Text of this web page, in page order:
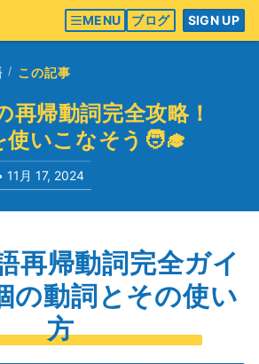
MENU ブログ SIGN UP
この記事
再帰動詞完全攻略！
いこなそう🧑‍🎓
11月 17, 2024
再帰動詞完全ガイ
の動詞とその使い
方